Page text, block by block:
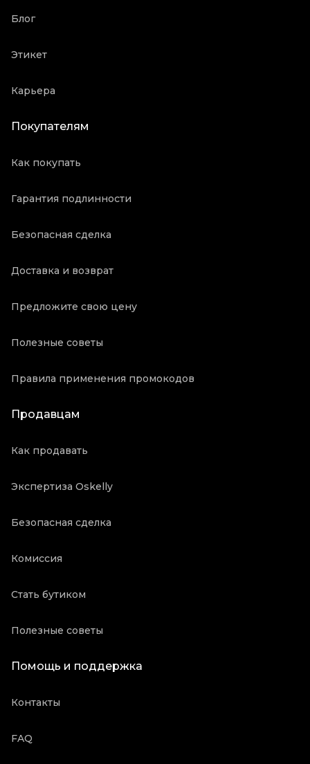
Блог
Этикет
Карьера
Покупателям
Как покупать
Гарантия подлинности
Безопасная сделка
Доставка и возврат
Предложите свою цену
Полезные советы
Правила применения промокодов
Продавцам
Как продавать
Экспертиза Oskelly
Безопасная сделка
Комиссия
Стать бутиком
Полезные советы
Помощь и поддержка
Контакты
FAQ